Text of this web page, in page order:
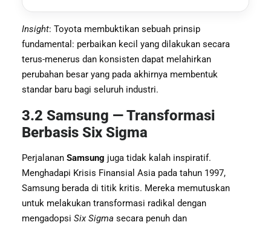
Insight: Toyota membuktikan sebuah prinsip
fundamental: perbaikan kecil yang dilakukan secara
terus-menerus dan konsisten dapat melahirkan
perubahan besar yang pada akhirnya membentuk
standar baru bagi seluruh industri.
3.2 Samsung — Transformasi
Berbasis Six Sigma
Perjalanan Samsung juga tidak kalah inspiratif.
Menghadapi Krisis Finansial Asia pada tahun 1997,
Samsung berada di titik kritis. Mereka memutuskan
untuk melakukan transformasi radikal dengan
mengadopsi Six Sigma secara penuh dan